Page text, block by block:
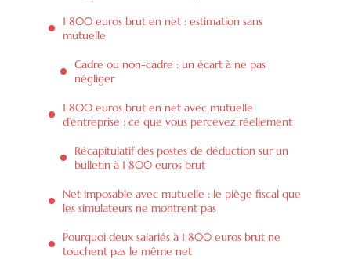
1 800 euros brut en net : estimation sans
mutuelle
Cadre ou non-cadre : un écart à ne pas
négliger
1 800 euros brut en net avec mutuelle
d’entreprise : ce que vous percevez réellement
Récapitulatif des postes de déduction sur un
bulletin à 1 800 euros brut
Net imposable avec mutuelle : le piège fiscal que
les simulateurs ne montrent pas
Pourquoi deux salariés à 1 800 euros brut ne
touchent pas le même net